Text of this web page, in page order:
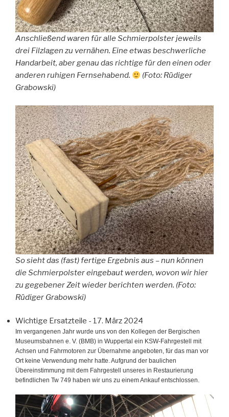
Anschließend waren für alle Schmierpolster jeweils
drei Filzlagen zu vernähen. Eine etwas beschwerliche
Handarbeit, aber genau das richtige für den einen oder
anderen ruhigen Fernsehabend.
(Foto: Rüdiger
Grabowski)
So sieht das (fast) fertige Ergebnis aus – nun können
die Schmierpolster eingebaut werden, wovon wir hier
zu gegebener Zeit wieder berichten werden. (Foto:
Rüdiger Grabowski)
Wichtige Ersatzteile - 17. März 2024
Im vergangenen Jahr wurde uns von den Kollegen der Bergischen
Museumsbahnen e. V. (BMB) in Wuppertal ein KSW-Fahrgestell mit
Achsen und Fahrmotoren zur Übernahme angeboten, für das man vor
Ort keine Verwendung mehr hatte. Aufgrund der baulichen
Übereinstimmung mit dem Fahrgestell unseres in Restaurierung
befindlichen Tw 749 haben wir uns zu einem Ankauf entschlossen.